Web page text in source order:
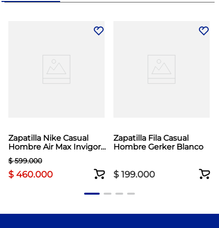
Zapatilla Nike Casual
Hombre Air Max Invigor
Negro
$ 599.000
$ 460.000
Zapatilla Fila Casual
Hombre Gerker Blanco
$ 199.000